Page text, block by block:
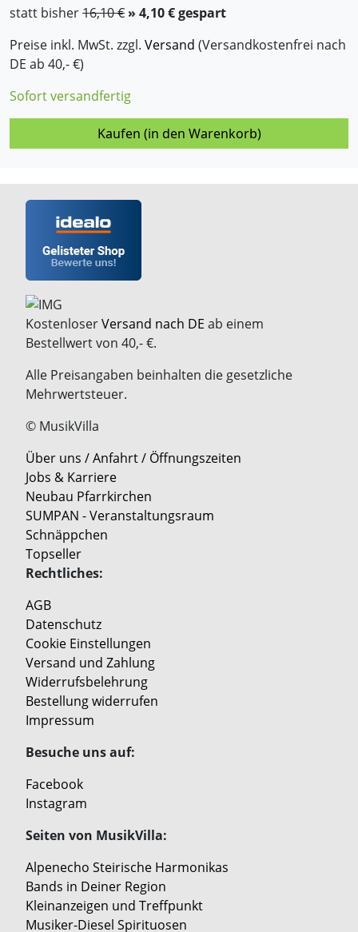
statt bisher16,10 € » 4,10 € gespart
Preise inkl. MwSt. zzgl. Versand (Versandkostenfrei nach
DE ab 40,- €)
Sofort versandfertig
Kaufen (in den Warenkorb)
KostenloserVersand nach DE ab einem
Bestellwert von 40,- €.
Alle Preisangaben beinhalten die gesetzliche
Mehrwertsteuer.
© MusikVilla
Über uns / Anfahrt / Öffnungszeiten
Jobs & Karriere
Neubau Pfarrkirchen
SUMPAN - Veranstaltungsraum
Schnäppchen
Topseller
Rechtliches:
AGB
Datenschutz
Cookie Einstellungen
Versand und Zahlung
Widerrufsbelehrung
Bestellung widerrufen
Impressum
Besuche uns auf:
Facebook
Instagram
Seiten von MusikVilla:
Alpenecho Steirische Harmonikas
Bands in Deiner Region
Kleinanzeigen und Treffpunkt
Musiker-Diesel Spirituosen